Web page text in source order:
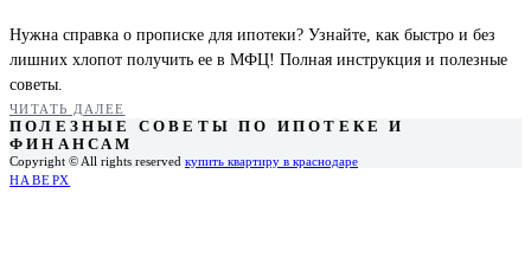
Нужна справка о прописке для ипотеки? Узнайте, как быстро и без
лишних хлопот получить ее в МФЦ! Полная инструкция и полезные
советы.
ЧИТАТЬ ДАЛЕЕ
ПОЛЕЗНЫЕ СОВЕТЫ ПО ИПОТЕКЕ И
ФИНАНСАМ
Copyright © All rights reserved купить квартиру в краснодаре
НАВЕРХ